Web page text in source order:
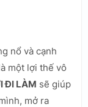
nổ và cạnh
một lợi thế vô
ĐI LÀM sẽ giúp
mở ra